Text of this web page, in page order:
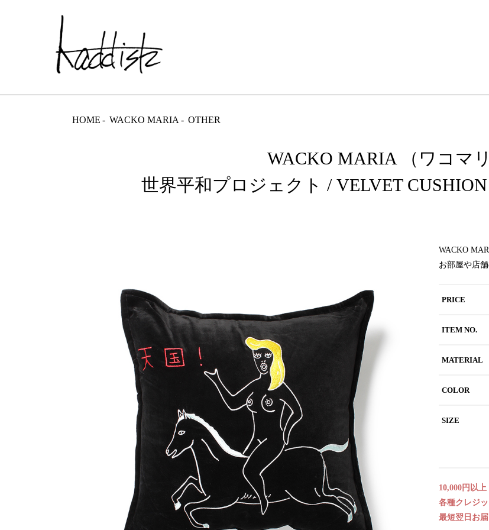
HOME WACKO MARIA OTHER
WACKO MARIA （ワコマリ
世界平和プロジェクト / VELVET
WACKO
お部屋や店
PRICE
ITEM NO.
MATERIAL
COLOR
SIZE
10,000円以
各種クレジ
最短翌日お